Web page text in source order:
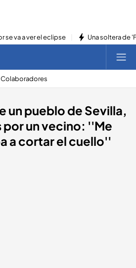
se va a ver el eclipse Una soltera de
Colaboradores
un pueblo de Sevilla,
un vecino: ''Me
a cortar el cuello''